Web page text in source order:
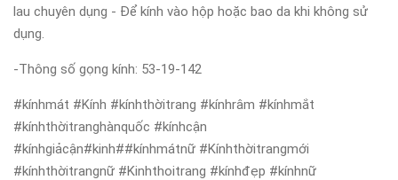
lau chuyên dụng - Để kính vào hộp hoặc bao da khi không sử
dụng.
-Thông số gọng kính: 53-19-142
#kínhmát #Kính #kínhthờitrang #kínhrâm #kínhmắt
#kínhthờitranghànquốc #kínhcận
#kínhgiảcận#kinh##kínhmátnữ #Kínhthờitrangmới
#kínhthờitrangnữ #Kinhthoitrang #kínhđẹp #kínhnữ